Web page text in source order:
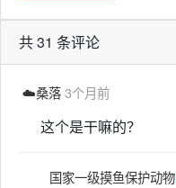
共 31 条评论
☁️桑落3个月前
这个是干嘛的？
国家一级摸鱼保护动物